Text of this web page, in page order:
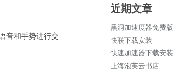
音和手势进行交
近期文章
黑洞加速度器免费版
快联下载安装
快速加速器下载安装
上海泡芙云书店